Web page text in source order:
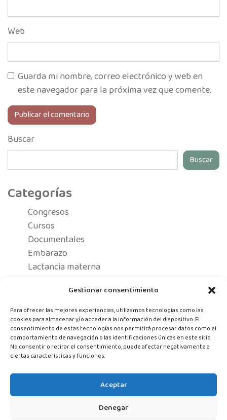
Gestionar consentimiento
Para ofrecer las mejores experiencias, utilizamos tecnologías como las
cookies para almacenar y/o acceder a la información del dispositivo. El
consentimiento de estas tecnologías nos permitirá procesar datos como el
comportamiento de navegación o las identificaciones únicas en este sitio.
No consentir o retirar el consentimiento, puede afectar negativamente a
ciertas características y funciones.
Aceptar
Denegar
Web
Guarda mi nombre, correo electrónico y web en
este navegador para la próxima vez que comente.
Buscar
Buscar
Categorías
Congresos
Cursos
Documentales
Embarazo
Lactancia materna
OPEs/traslados
Posparto
Recursos para preparar tu maternidad
Salud mujer
Uncategorized
Associació Comares Comunitat Valenciana © 2021
AVISO LEGAL